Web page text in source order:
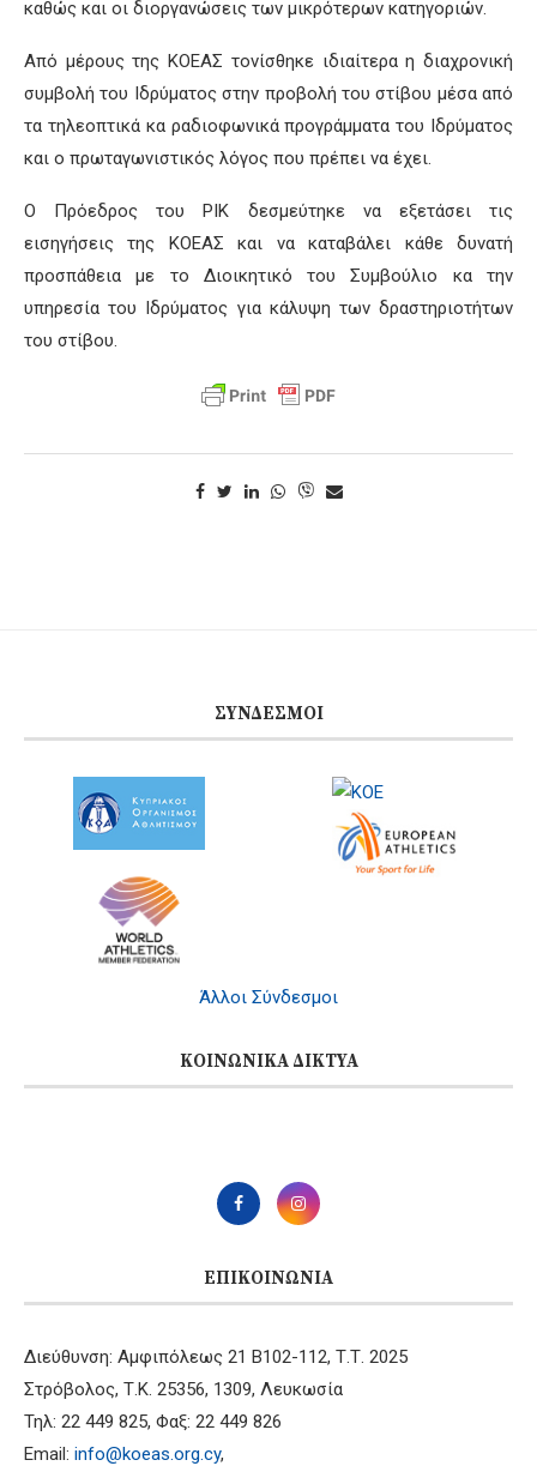
καθώς και οι διοργανώσεις των μικρότερων κατηγοριών.
Από μέρους της ΚΟΕΑΣ τονίσθηκε ιδιαίτερα η διαχρονική
συμβολή του Ιδρύματος στην προβολή του στίβου μέσα από
τα τηλεοπτικά κα ραδιοφωνικά προγράμματα του Ιδρύματος
και ο πρωταγωνιστικός λόγος που πρέπει να έχει.
Ο Πρόεδρος του ΡΙΚ δεσμεύτηκε να εξετάσει τις
εισηγήσεις της ΚΟΕΑΣ και να καταβάλει κάθε δυνατή
προσπάθεια με το Διοικητικό του Συμβούλιο κα την
υπηρεσία του Ιδρύματος για κάλυψη των δραστηριοτήτων
του στίβου.
ΣΎΝΔΕΣΜΟΙ
Άλλοι Σύνδεσμοι
ΚΟΙΝΩΝΙΚΆ ΔΊΚΤΥΑ
ΕΠΙΚΟΙΝΩΝΊΑ
Διεύθυνση: Αμφιπόλεως 21 B102-112, Τ.Τ. 2025
Στρόβολος, Τ.Κ. 25356, 1309, Λευκωσία
Τηλ: 22 449 825, Φαξ: 22 449 826
Email: info@koeas.org.cy,